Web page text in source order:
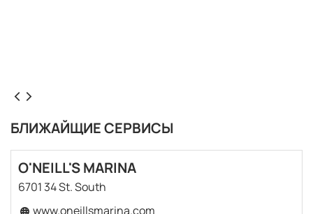
БЛИЖАЙЩИЕ СЕРВИСЫ
O'NEILL'S MARINA
6701 34 St. South
www.oneillsmarina.com